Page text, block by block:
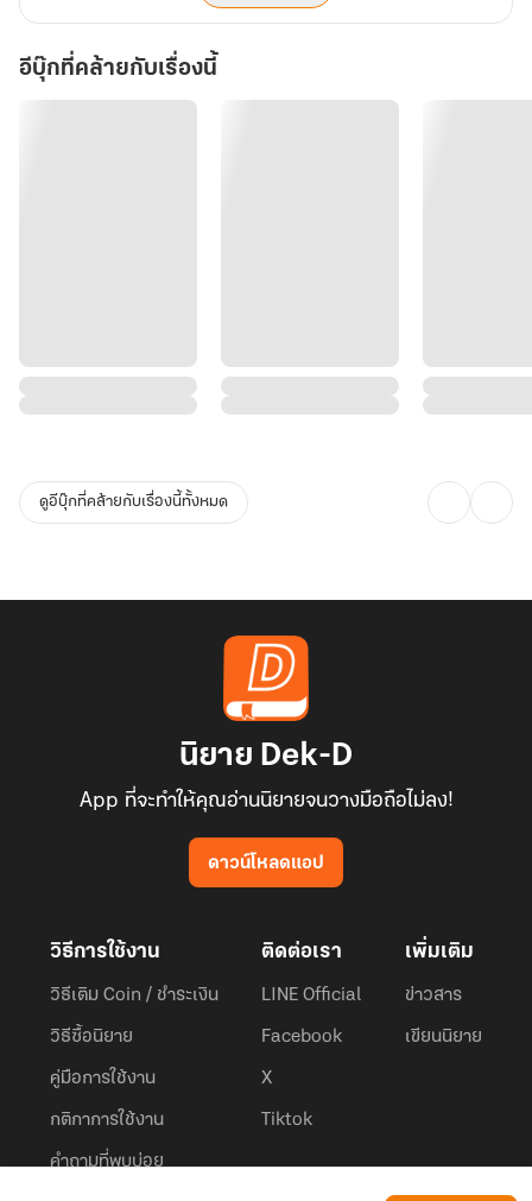
อีบุ๊กที่คล้ายกับเรื่องนี้
ดูอีบุ๊กที่คล้ายกับเรื่องนี้ทั้งหมด
นิยาย Dek-D
App ที่จะทำให้คุณอ่านนิยายจนวางมือถือไม่ลง!
ดาวน์โหลดแอป
วิธีการใช้งาน
วิธีเติม Coin / ชำระเงิน
วิธีซื้อนิยาย
คู่มือการใช้งาน
กติกาการใช้งาน
คำถามที่พบบ่อย
ติดต่อเรา
LINE Official
Facebook
X
Tiktok
เพิ่มเติม
ข่าวสาร
เขียนนิยาย